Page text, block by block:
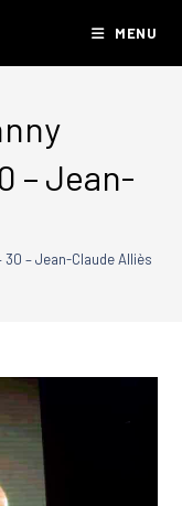
MENU
– Jean-
30 – Jean-Claude Alliès